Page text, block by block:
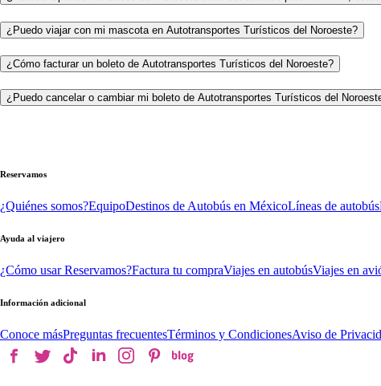
¿Puedo viajar con mi mascota en Autotransportes Turísticos del Noroeste?
¿Cómo facturar un boleto de Autotransportes Turísticos del Noroeste?
¿Puedo cancelar o cambiar mi boleto de Autotransportes Turísticos del
Reservamos
¿Quiénes somos?EquipoDestinos de Autobús en MéxicoLíneas de autobús
Ayuda al viajero
¿Cómo usar Reservamos?Factura tu compraViajes en autobúsViajes en
Información adicional
Conoce másPreguntas frecuentesTérminos y CondicionesAviso de